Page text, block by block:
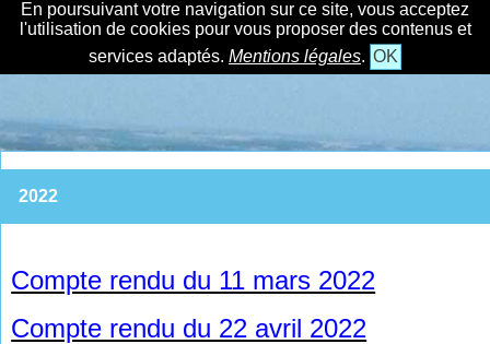
En poursuivant votre navigation sur ce site, vous acceptez
l'utilisation de cookies pour vous proposer des contenus et
services adaptés. Mentions légales. OK
2022
Compte rendu du 11 mars 2022
Compte rendu du 22 avril 2022